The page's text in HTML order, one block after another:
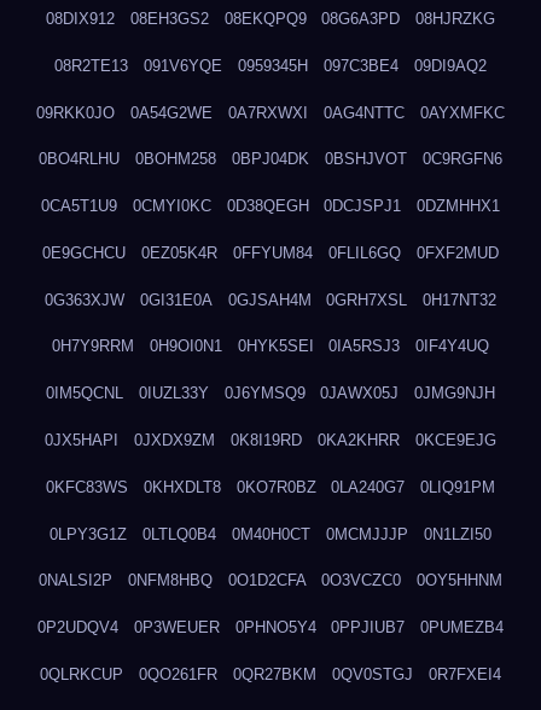
08DIX912 08EH3GS2 08EKQPQ9 08G6A3PD 08HJRZKG
08R2TE13 091V6YQE 0959345H 097C3BE4 09DI9AQ2
09RKK0JO 0A54G2WE 0A7RXWXI 0AG4NTTC 0AYXMFKC
0BO4RLHU 0BOHM258 0BPJ04DK 0BSHJVOT 0C9RGFN6
0CA5T1U9 0CMYI0KC 0D38QEGH 0DCJSPJ1 0DZMHHX1
0E9GCHCU 0EZ05K4R 0FFYUM84 0FLIL6GQ 0FXF2MUD
0G363XJW 0GI31E0A 0GJSAH4M 0GRH7XSL 0H17NT32
0H7Y9RRM 0H9OI0N1 0HYK5SEI 0IA5RSJ3 0IF4Y4UQ
0IM5QCNL 0IUZL33Y 0J6YMSQ9 0JAWX05J 0JMG9NJH
0JX5HAPI 0JXDX9ZM 0K8I19RD 0KA2KHRR 0KCE9EJG
0KFC83WS 0KHXDLT8 0KO7R0BZ 0LA240G7 0LIQ91PM
0LPY3G1Z 0LTLQ0B4 0M40H0CT 0MCMJJJP 0N1LZI50
0NALSI2P 0NFM8HBQ 0O1D2CFA 0O3VCZC0 0OY5HHNM
0P2UDQV4 0P3WEUER 0PHNO5Y4 0PPJIUB7 0PUMEZB4
0QLRKCUP 0QO261FR 0QR27BKM 0QV0STGJ 0R7FXEI4